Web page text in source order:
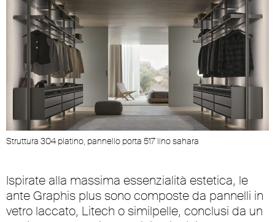
Struttura 304 platino, pannello porta 517 lino sahara
Ispirate alla massima essenzialità estetica, le
ante Graphis plus sono composte da pannelli in
vetro laccato, Litech o similpelle, conclusi da un